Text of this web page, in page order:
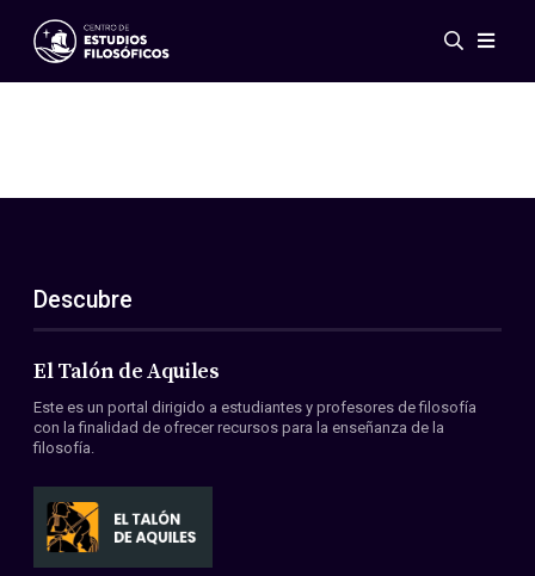
Eventos
ES
EN
Acerca de nosotros
Miembros
Convenios
Descubre
El Talón de Aquiles
Este es un portal dirigido a estudiantes y profesores de filosofía
con la finalidad de ofrecer recursos para la enseñanza de la
filosofía.